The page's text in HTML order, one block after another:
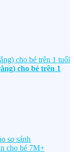
cho bé trên 1
so sánh